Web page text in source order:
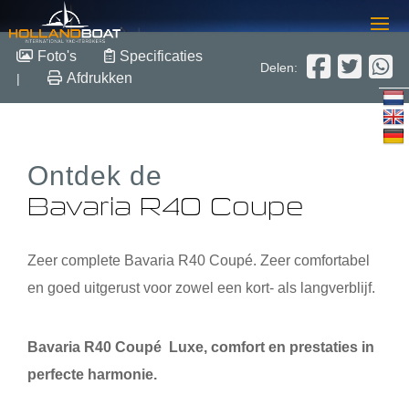
Bavaria R40 Coupe
€ 349.000,-
Foto's Specificaties
| Afdrukken
Delen:
Ontdek de
Bavaria R40 Coupe
Zeer complete Bavaria R40 Coupé. Zeer comfortabel
en goed uitgerust voor zowel een kort- als langverblijf.
Bavaria R40 Coupé Luxe, comfort en prestaties in
perfecte harmonie.